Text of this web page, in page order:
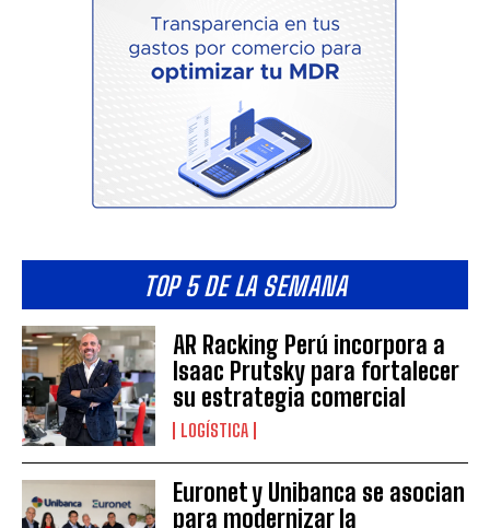
TOP 5 DE LA SEMANA
AR Racking Perú incorpora a
Isaac Prutsky para fortalecer
su estrategia comercial
LOGÍSTICA
Euronet y Unibanca se asocian
para modernizar la